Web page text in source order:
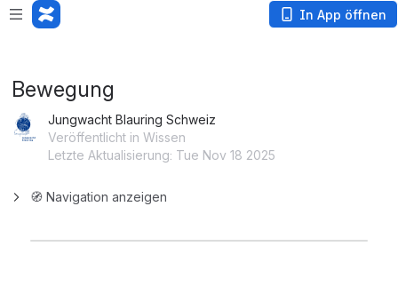
App is not responding. Wait or In App öffnen
Bewegung
Jungwacht Blauring Schweiz
Veröffentlicht in Wissen
Letzte Aktualisierung: Tue Nov 18 2025
🧭 Navigation anzeigen